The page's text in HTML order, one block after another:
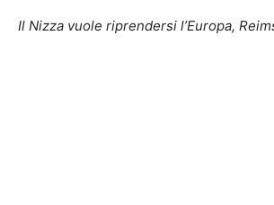
Il Nizza vuole riprendersi l’Europa,